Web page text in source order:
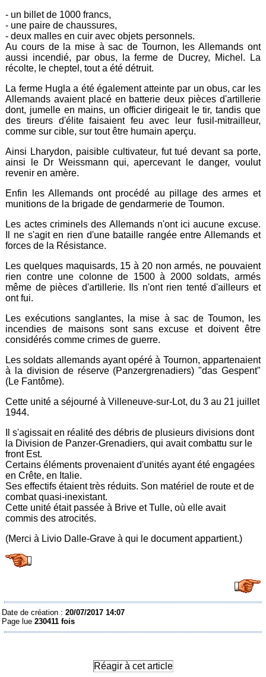
- un billet de 1000 francs,
- une paire de chaussures,
- deux malles en cuir avec objets personnels.
Au cours de la mise à sac de Tournon, les Allemands ont
aussi incendié, par obus, la ferme de Ducrey, Michel. La
récolte, le cheptel, tout a été détruit.
La ferme Hugla a été également atteinte par un obus, car les
Allemands avaient placé en batterie deux pièces d'artillerie
dont, jumelle en mains, un officier dirigeait le tir, tandis que
des tireurs d'élite faisaient feu avec leur fusil-mitrailleur,
comme sur cible, sur tout être humain aperçu.
Ainsi Lharydon, paisible cultivateur, fut tué devant sa porte,
ainsi le Dr Weissmann qui, apercevant le danger, voulut
revenir en amère.
Enfin les Allemands ont procédé au pillage des armes et
munitions de la brigade de gendarmerie de Toumon.
Les actes criminels des Allemands n'ont ici aucune excuse.
Il ne s'agit en rien d'une bataille rangée entre Allemands et
forces de la Résistance.
Les quelques maquisards, 15 à 20 non armés, ne pouvaient
rien contre une colonne de 1500 à 2000 soldats, armés
même de pièces d'artillerie. Ils n'ont rien tenté d'ailleurs et
ont fui.
Les exécutions sanglantes, la mise à sac de Toumon, les
incendies de maisons sont sans excuse et doivent être
considérés comme crimes de guerre.
Les soldats allemands ayant opéré à Tournon, appartenaient
à la division de réserve (Panzergrenadiers) "das Gespent"
(Le Fantôme).
Cette unité a séjourné à Villeneuve-sur-Lot, du 3 au 21 juillet
1944.
Il s'agissait en réalité des débris de plusieurs divisions dont
la Division de Panzer-Grenadiers, qui avait combattu sur le
front Est.
Certains éléments provenaient d'unités ayant été engagées
en Crête, en Italie.
Ses effectifs étaient très réduits. Son matériel de route et de
combat quasi-inexistant.
Cette unité était passée à Brive et Tulle, où elle avait
commis des atrocités.
(Merci à Livio Dalle-Grave à qui le document appartient.)
Date de création :20/07/2017 14:07
Page lue230411 fois
Réagir à cet article